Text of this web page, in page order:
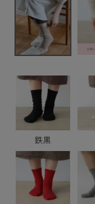
特集
読み物
ログアウト
鉄黒